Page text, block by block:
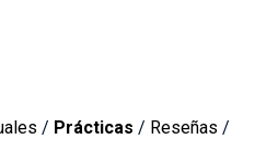
/ Prácticas / Reseñas /